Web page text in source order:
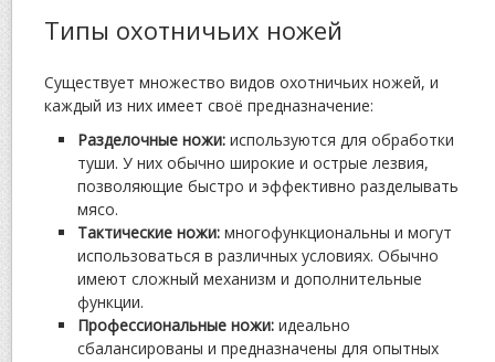
Типы охотничьих ножей
Существует множество видов охотничьих ножей, и
каждый из них имеет своё предназначение:
Разделочные ножи: используются для обработки
туши. У них обычно широкие и острые лезвия,
позволяющие быстро и эффективно разделывать
мясо.
Тактические ножи: многофункциональны и могут
использоваться в различных условиях. Обычно
имеют сложный механизм и дополнительные
функции.
Профессиональные ножи: идеально
сбалансированы и предназначены для опытных